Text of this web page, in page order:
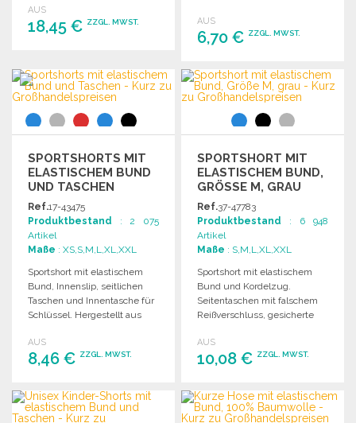
AUS
18,45 € ZZGL. MWST.
Angebot anfordern
Freizeit.
AUS
6,70 € ZZGL. MWST.
BESTELLEN
Angebot anfordern
SPORTSHORTS MIT
ELASTISCHEM BUND
UND TASCHEN
Ref.17-43475
Produktbestand : 2 075
Artikel
Maße : XS,S,M,L,XL,XXL
Sportshort mit elastischem
Bund, Innenslip, seitlichen
Taschen und Innentasche für
Schlüssel. Hergestellt aus
Material.
AUS
8,46 € ZZGL. MWST.
BESTELLEN
Angebot anfordern
SPORTSHORT MIT
ELASTISCHEM BUND,
GRÖSSE M, GRAU
Ref.37-47783
Produktbestand : 6 948
Artikel
Maße : S,M,L,XL,XXL
Sportshort mit elastischem
Bund und Kordelzug.
Seitentaschen mit falschem
Reißverschluss, gesicherte
Passform.
AUS
10,08 € ZZGL. MWST.
BESTELLEN
Angebot anfordern